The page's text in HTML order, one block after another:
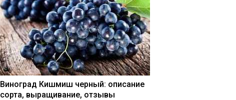
Виноград Кишмиш черный: описание
сорта, выращивание, отзывы